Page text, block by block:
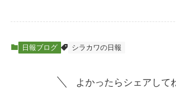
日報ブログ シラカワの日報
よかったらシェアして